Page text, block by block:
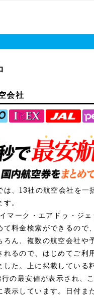
会社
は、13社の航空会社を一
。
マーク・エアドゥ・ジェ
て料金検索ができるので
ろん、複数の航空会社や
れるので、はじめてご利
した。上に掲載している
の最安値が表示され、
表示しています。日付ま